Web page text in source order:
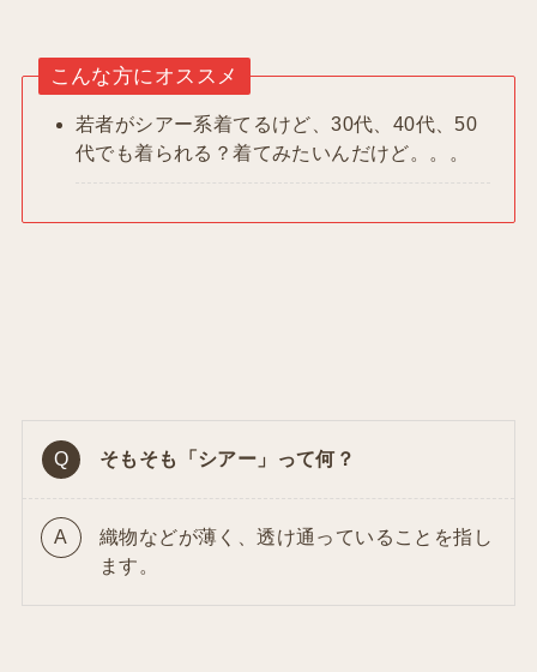
こんな方にオススメ
若者がシアー系着てるけど、30代、40代、50
代でも着られる？着てみたいんだけど。。。
そもそも「シアー」って何？
織物などが薄く、透け通っていることを指し
ます。